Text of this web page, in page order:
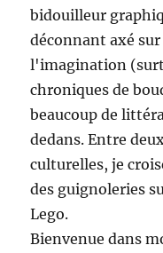
bidouilleur
déconnant axé
l'imagination
chroniques de
beaucoup de
dedans. Entre
culturelles, je
des guignoleries
Lego.
Bienvenue dans